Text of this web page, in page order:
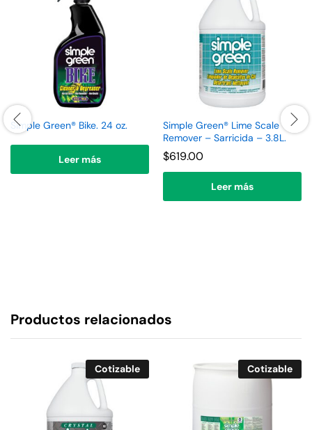
Simple Green® Bike. 24 oz.
Leer más
Simple Green® Lime Scale
Remover – Sarricida – 3.8L.
$619.00
Leer más
Productos relacionados
Cotizable Cotizable